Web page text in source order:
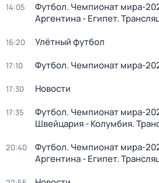
14:05
Футбол. Чемпионат мира-
Аргентина - Египет.
16:20 Улётный футбол
17:10 Футбол. Чемпионат мира-
17:30 Новости
17:35
Футбол. Чемпионат мира-
Швейцария - Колумбия.
20:40
Футбол. Чемпионат мира-
Аргентина - Египет.